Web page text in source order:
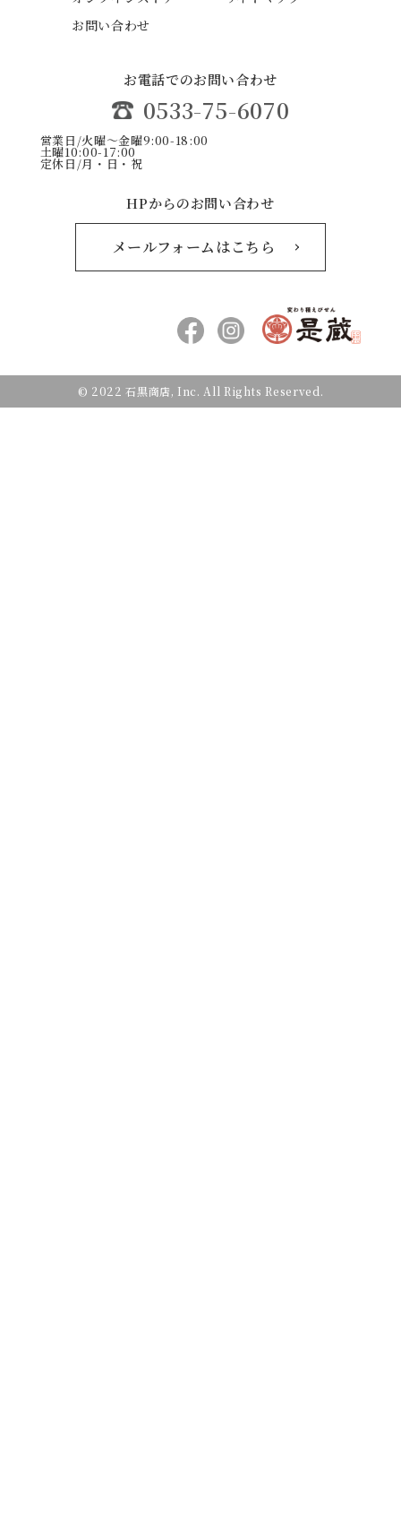
お問い合わせ
お電話でのお問い合わせ
0533-75-6070
営業日/火曜〜金曜9:00-18:00
土曜10:00-17:00
定休日/月・日・祝
HPからのお問い合わせ
メールフォームはこちら
© 2022 石黒商店, Inc. All Rights Reserved.